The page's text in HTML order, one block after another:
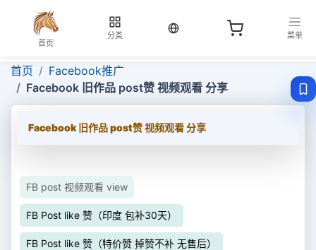
首页
分类
当前语言：中文
菜单
首页
Facebook推广
Facebook 旧作品 post赞 视频观看 分享
Facebook 旧作品 post赞 视频观看 分享
FB post 视频观看 view
FB Post like 赞（印度 包补30天）
FB Post like 赞（特价赞 掉赞不补 无售后）